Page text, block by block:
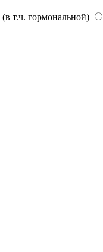
т.ч. гормональной)